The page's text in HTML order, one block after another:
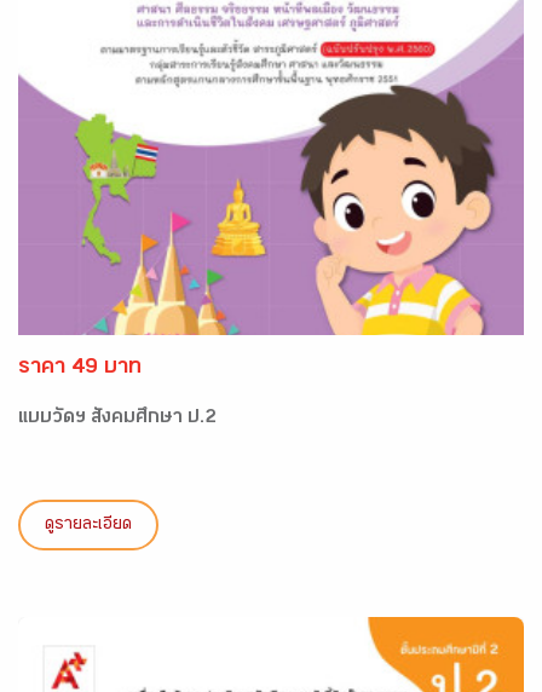
ราคา 49 บาท
แบบวัดฯ สังคมศึกษา ป.2
ดูรายละเอียด